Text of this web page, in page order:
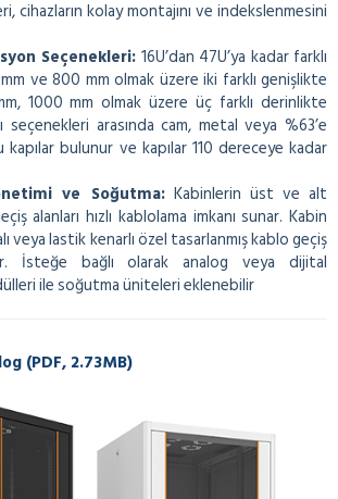
cihazların kolay montajını ve indekslenmesini
Seçenekleri: 16U’dan 47U’ya kadar farklı
ve 800 mm olmak üzere iki farklı genişlikte
1000 mm olmak üzere üç farklı derinlikte
arasında cam, metal veya %63’e
bulunur ve kapılar 110 dereceye kadar
ve Soğutma:Kabinlerin üst ve alt
alanları hızlı kablolama imkanı sunar. Kabin
veya lastik kenarlı özel tasarlanmış kablo geçiş
İsteğe bağlı olarak analog veya dijital
ile soğutma üniteleri eklenebilir
(PDF, 2.73MB)